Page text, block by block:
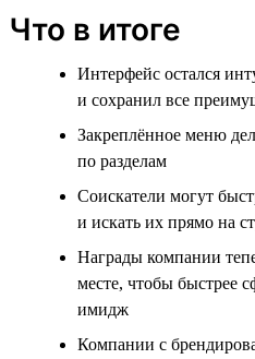
Что в итоге
Интерфейс остался
и сохранил все
Закреплённое меню
по разделам
Соискатели могут
и искать их прямо на
Награды компании
месте, чтобы быстрее
имидж
Компании с